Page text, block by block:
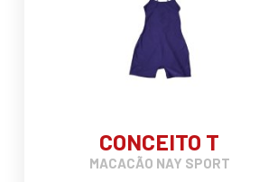
CONCEITO T
MACACÃO NAY SPORT